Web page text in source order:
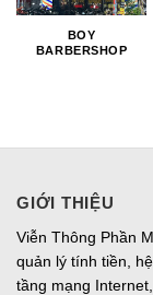
BOY
BARBERSHOP
GIỚI THIỆU
Viễn Thông Phần
quản lý tính tiền,
tầng mạng